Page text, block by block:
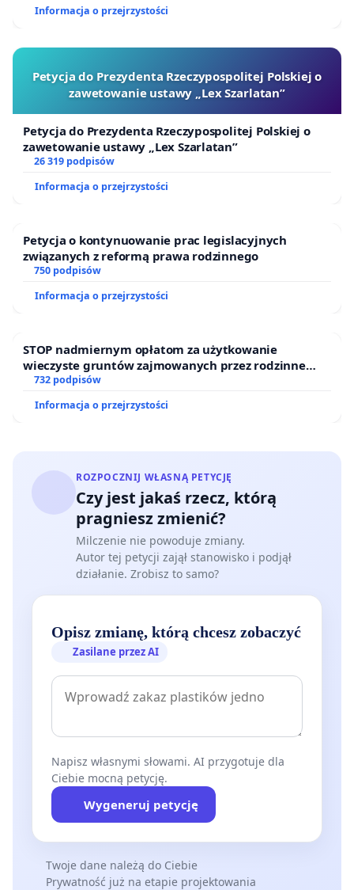
nadmierną prędkością wjeżdżają w teren
prędkość może doprowadzić do tragicznego
wypadku. Aby temu zaradzić apelujemy o jak
najszybsze rozpoczęcie budowy chodnika na tym
odcinku oraz postawienie radaru świetlnego
zwalniącego kierowców zarówno od strony
zachodniej jak i wschodniej.
Z poważaniem
Mieszkańcy wsi Lubogoszcz
Informacja o przejrzystości
Petycja do Prezydenta Rzeczypospolitej Polskiej o
zawetowanie ustawy „Lex Szarlatan”
Petycja do Prezydenta Rzeczypospolitej Polskiej o
zawetowanie ustawy „Lex Szarlatan”
26 319 podpisów
Informacja o przejrzystości
Petycja o kontynuowanie prac legislacyjnych
związanych z reformą prawa rodzinnego
750 podpisów
Informacja o przejrzystości
STOP nadmiernym opłatom za użytkowanie
wieczyste gruntów zajmowanych przez rodzinne
ogrody działkowe.
732 podpisów
Informacja o przejrzystości
ROZPOCZNIJ WŁASNĄ PETYCJĘ
Czy jest jakaś rzecz, którą
pragniesz zmienić?
Milczenie nie powoduje zmiany.
Autor tej petycji zajął stanowisko i podjął
działanie. Zrobisz to samo?
Opisz zmianę, którą chcesz zobaczyć
Zasilane przez AI
Napisz własnymi słowami. AI przygotuje dla
Ciebie mocną petycję.
Wygeneruj petycję
Twoje dane należą do Ciebie
Prywatność już na etapie projektowania